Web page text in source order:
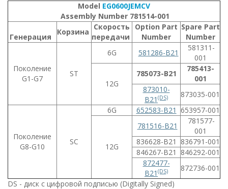
Model EG0600JEMCV
Assembly Number 781514-001
Генерация
Корзина
Скорость
передачи
Option Part
Number
Spare Part
Number
Поколение
G1-G7
ST
6G 581286-B21
581311-
001
12G
785073-B21
785413-
001
873010-
B21 (DS) 873035-001
Поколение
G8-G10
SC
6G 652583-B21 653957-001
12G
781516-B21
781577-
001
836628-B21
836791-001
846267-B21
846292-001
872477-
B21 (DS)
872736-001
DS - диск с цифровой подписью (Digitally Signed)